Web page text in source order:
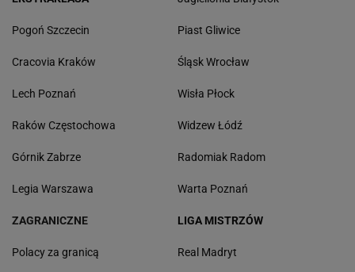
Pogoń Szczecin
Cracovia Kraków
Lech Poznań
Raków Częstochowa
Górnik Zabrze
Legia Warszawa
Piast Gliwice
Śląsk Wrocław
Wisła Płock
Widzew Łódź
Radomiak Radom
Warta Poznań
ZAGRANICZNE
Polacy za granicą
LIGA MISTRZÓW
Real Madryt